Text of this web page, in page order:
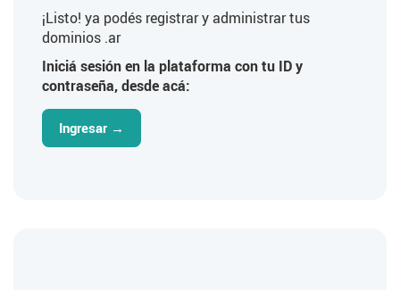
¡Listo! ya podés registrar y administrar tus
dominios .ar
Iniciá sesión en la plataforma con tu ID y
contraseña, desde acá:
Ingresar →